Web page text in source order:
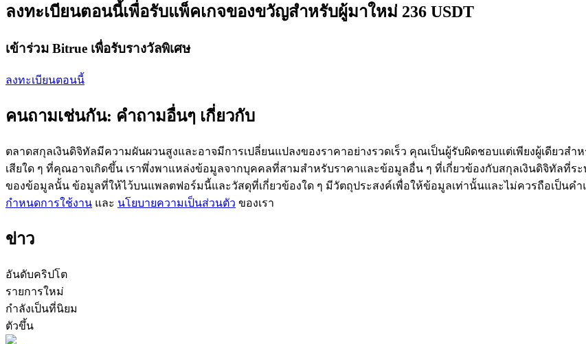
ฟิวเจอร์ส USDC
ฟิวเจอร์สที่ใช้ USDC เป็นหลักประกัน
คัดลอกการซื้อขาย
ลงทะเบียนตอนนี้เพื่อรับแพ็คเกจของขวัญสำหรับผู้มาใหม่ 236 USDT
เข้าร่วม Bitrue เพื่อรับรางวัลพิเศษ
ลงทะเบียนตอนนี้
คนถามเช่นกัน: คำถามอื่นๆ เกี่ยวกับ
ตลาดสกุลเงินดิจิทัลมีความผันผวนสูงและอาจมีการเปลี่ยนแปลงของราคาอย่างรวดเร็ว คุณเป็นผู้รับผิดชอบแต่เพียงผู้เดียว
เสียใด ๆ ที่คุณอาจเกิดขึ้น เราพึ่งพาแหล่งข้อมูลจากบุคคลที่สามสำหรับราคาและข้อมูลอื่น ๆ ที่เกี่ยวข้องกับสกุลเงินดิจิทัลที่ร
ของข้อมูลนั้น ข้อมูลที่ให้ไว้บนแพลตฟอร์มนี้และวัสดุที่เกี่ยวข้องใด ๆ มีวัตถุประสงค์เพื่อให้ข้อมูลเท่านั้นและไม่ควรถือเป็นค
กำหนดการใช้งาน และ นโยบายความเป็นส่วนตัว ของเรา
ข่าว
อันดับคริปโต
รายการใหม่
กำลังเป็นที่นิยม
ตัวขึ้น